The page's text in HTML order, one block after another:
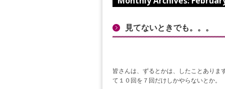
見てないときでも。。。
皆さんは、ずるとかは、したことあり
て１０回を７回だけしかやらないとか。